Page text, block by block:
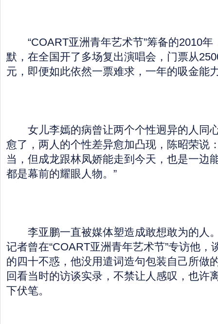
“COART亚洲青年艺术节”筹备的2010年
默，在全国开了多场复出演唱会，门票从
元，即便如此依然一票难求，一年的吸金能
女儿李嫣的病曾让两个个性迥异的人同
愈了，两人的个性差异愈加凸现，陈昭荣说
当，但成龙跟林凤娇能走到今天，也是一边
都是幕前的耀眼人物。”
李亚鹏一直被媒体塑造成敢想敢为的人
记者曾在“COART亚洲青年艺术节”专访他，
的四十不惑，他没用遣词造句包装自己所做
回看当时的访谈实录，不禁让人感叹，也许
下伏笔。